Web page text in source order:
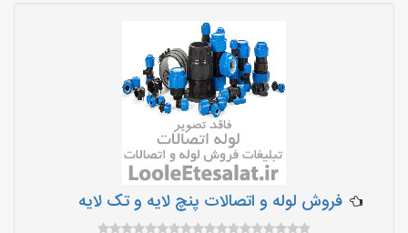
فروش لوله و اتصالات پنچ لایه و تک لایه